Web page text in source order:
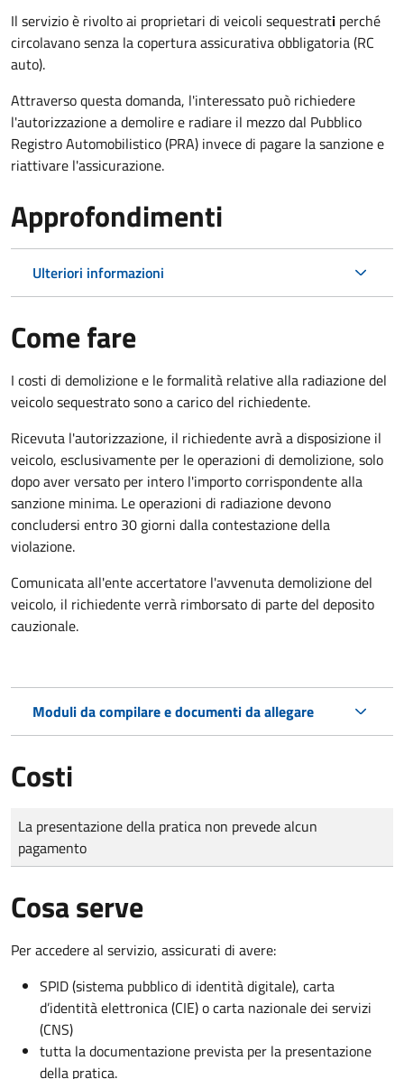
Il servizio è rivolto ai proprietari di veicoli sequestrati perché
circolavano senza la copertura assicurativa obbligatoria (RC
auto).
Attraverso questa domanda, l'interessato può richiedere
l'autorizzazione a demolire e radiare il mezzo dal Pubblico
Registro Automobilistico (PRA) invece di pagare la sanzione e
riattivare l'assicurazione.
Approfondimenti
Ulteriori informazioni
Come fare
I costi di demolizione e le formalità relative alla radiazione del
veicolo sequestrato sono a carico del richiedente.
Ricevuta l'autorizzazione, il richiedente avrà a disposizione il
veicolo, esclusivamente per le operazioni di demolizione, solo
dopo aver versato per intero l'importo corrispondente alla
sanzione minima. Le operazioni di radiazione devono
concludersi entro 30 giorni dalla contestazione della
violazione.
Comunicata all'ente accertatore l'avvenuta demolizione del
veicolo, il richiedente verrà rimborsato di parte del deposito
cauzionale.
Moduli da compilare e documenti da allegare
Costi
Tipo di pagamento
Importo
La presentazione della pratica non prevede alcun
pagamento
Cosa serve
Per accedere al servizio, assicurati di avere:
SPID (sistema pubblico di identità digitale), carta
d’identità elettronica (CIE) o carta nazionale dei servizi
(CNS)
tutta la documentazione prevista per la presentazione
della pratica.